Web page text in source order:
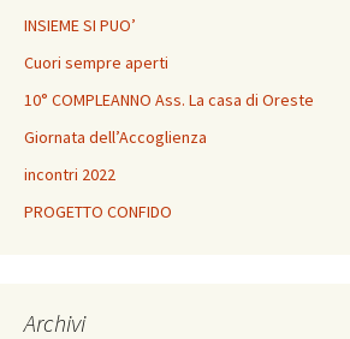
INSIEME SI PUO’
Cuori sempre aperti
10° COMPLEANNO Ass. La casa di Oreste
Giornata dell’Accoglienza
incontri 2022
PROGETTO CONFIDO
Archivi